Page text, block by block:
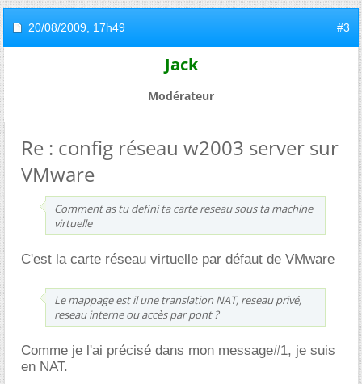
20/08/2009, 17h49 #3
Jack
Modérateur
Re : config réseau w2003 server sur
VMware
Comment as tu defini ta carte reseau sous ta machine
virtuelle
C'est la carte réseau virtuelle par défaut de VMware
Le mappage est il une translation NAT, reseau privé,
reseau interne ou accès par pont ?
Comme je l'ai précisé dans mon message#1, je suis
en NAT.